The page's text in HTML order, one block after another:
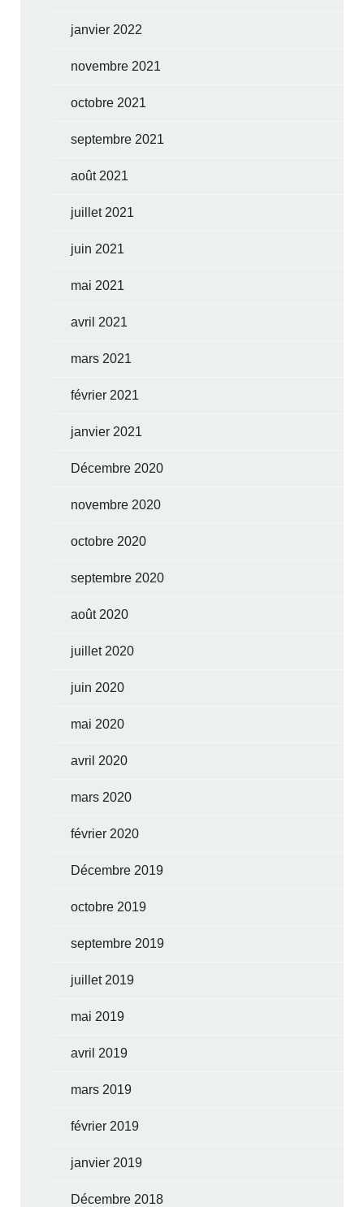
janvier 2022
novembre 2021
octobre 2021
septembre 2021
août 2021
juillet 2021
juin 2021
mai 2021
avril 2021
mars 2021
février 2021
janvier 2021
Décembre 2020
novembre 2020
octobre 2020
septembre 2020
août 2020
juillet 2020
juin 2020
mai 2020
avril 2020
mars 2020
février 2020
Décembre 2019
octobre 2019
septembre 2019
juillet 2019
mai 2019
avril 2019
mars 2019
février 2019
janvier 2019
Décembre 2018